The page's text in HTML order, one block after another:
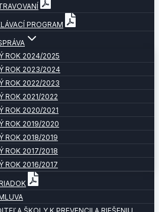
PROGRAM
ROK 2024/2025
ROK 2023/2024
ROK 2022/2023
ROK 2021/2022
ROK 2020/2021
ROK 2019/2020
ROK 2018/2019
ROK 2017/2018
ROK 2016/2017